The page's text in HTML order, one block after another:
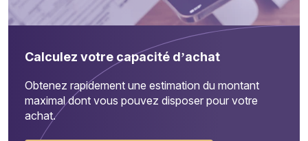
Calculez votre capacité d’achat
Obtenez rapidement une estimation du montant
maximal dont vous pouvez disposer pour votre
achat.